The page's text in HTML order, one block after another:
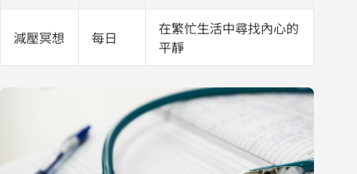
減壓冥想 每日
在繁忙生活中尋找內心的
平靜